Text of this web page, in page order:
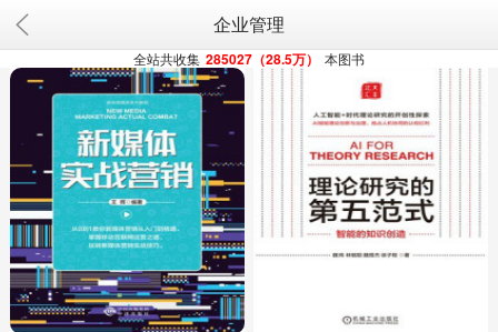
企业管理
全站共收集 285027（28.5万） 本图书